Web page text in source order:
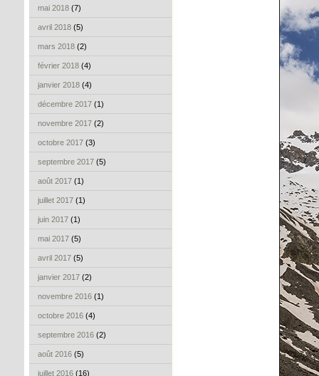
mai 2018 (7)
avril 2018 (5)
mars 2018 (2)
février 2018 (4)
janvier 2018 (4)
décembre 2017 (1)
novembre 2017 (2)
octobre 2017 (3)
septembre 2017 (5)
août 2017 (1)
juillet 2017 (1)
juin 2017 (1)
mai 2017 (5)
avril 2017 (5)
janvier 2017 (2)
novembre 2016 (1)
octobre 2016 (4)
septembre 2016 (2)
août 2016 (5)
juillet 2016 (16)